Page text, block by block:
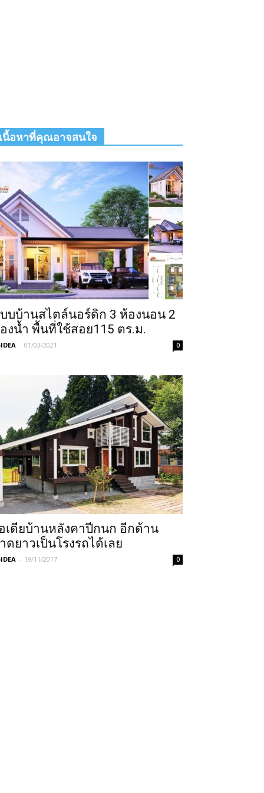
เนื้อหาที่คุณอาจสนใจ
บบ้านสไตล์นอร์ดิก 3 ห้องนอน 2
งน้ำ พื้นที่ใช้สอย115 ตร.ม.
- 01/03/2021 0
เดียบ้านหลังคาปีกนก อีกด้าน
ดยาวเป็นโรงรถได้เลย
- 19/11/2017 0